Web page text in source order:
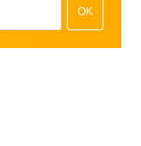
OK